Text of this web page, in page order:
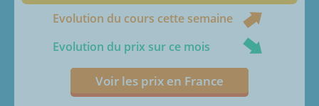
Evolution du cours cette semaine
Evolution du prix sur ce mois
Voir les prix en France